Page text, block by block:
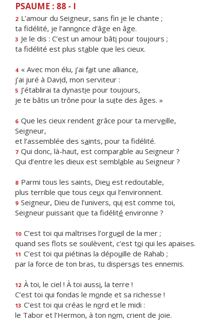
PSAUME : 88 - I
2 L’amour du Seigneur, sans fn je le chante ;
ta fidélité, je l’annonce d’âge en âge.
3 Je le dis : C’est un amour bâti pour toujours ;
ta fidélité est plus stable que les cieux.
4 « Avec mon élu, j’ai fait une alliance,
j’ai juré à David, mon serviteur :
5 J’établirai ta dynastie pour toujours,
je te bâtis un trône pour la suite des âges. »
6 Que les cieux rendent grâce pour ta merveille,
Seigneur,
et l’assemblée des saints, pour ta fidélité.
7 Qui donc, là-haut, est comparable au Seigneur ?
Qui d’entre les dieux est semblable au Seigneur ?
8 Parmi tous les saints, Dieu est redoutable,
plus terrible que tous ceux qui l’environnent.
9 Seigneur, Dieu de l’univers, qui est comme toi,
Seigneur puissant que ta fidélité environne ?
10 C’est toi qui maîtrises l’orgueil de la mer ;
quand ses flots se soulèvent, c’est toi qui les apaises.
11 C’est toi qui piétinas la dépouille de Rahab ;
par la force de ton bras, tu dispersas tes ennemis.
12 À toi, le ciel ! À toi aussi, la terre !
C’est toi qui fondas le monde et sa richesse !
13 C’est toi qui créas le nord et le midi :
le Tabor et l’Hermon, à ton nom, crient de joie.